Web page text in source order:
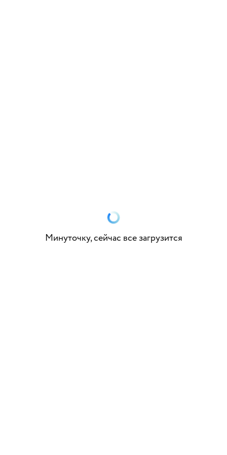
Минуточку, сейчас все загрузится